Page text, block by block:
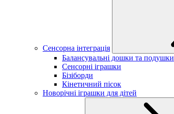
Сенсорна інтеграція
Балансувальні дошки та подушки
Сенсорні іграшки
Бізіборди
Кінетичний пісок
Новорічні іграшки для дітей